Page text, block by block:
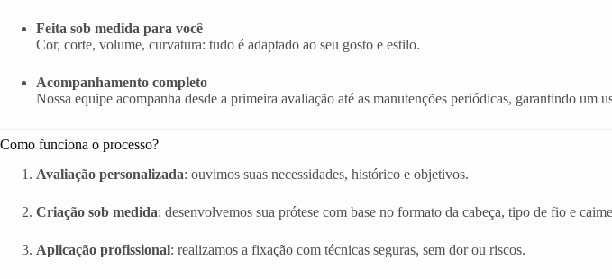
Feita sob medida para você
Cor, corte, volume, curvatura: tudo é adaptado ao seu gosto e estilo.
Acompanhamento completo
Nossa equipe acompanha desde a primeira avaliação até as manutenções periódicas, garantindo um
Como funciona o processo?
Avaliação personalizada: ouvimos suas necessidades, histórico e objetivos.
Criação sob medida: desenvolvemos sua prótese com base no formato da cabeça, tipo de fio e
Aplicação profissional: realizamos a fixação com técnicas seguras, sem dor ou riscos.